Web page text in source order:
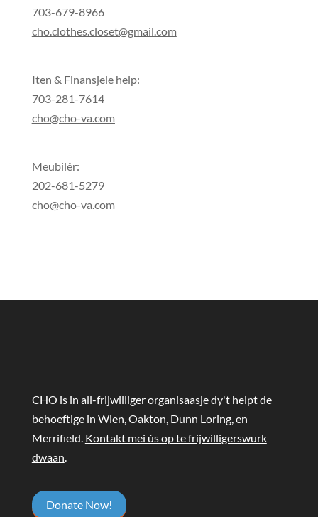
703-679-8966
cho.clothes.closet@gmail.com
Iten & Finansjele help:
703-281-7614
cho@cho-va.com
Meubilêr:
202-681-5279
cho@cho-va.com
CHO is in all-frijwilliger organisaasje dy't helpt de
behoeftige in Wien, Oakton, Dunn Loring, en
Merrifield. Kontakt mei ús op te frijwilligerswurk
dwaan.
Donate Now!